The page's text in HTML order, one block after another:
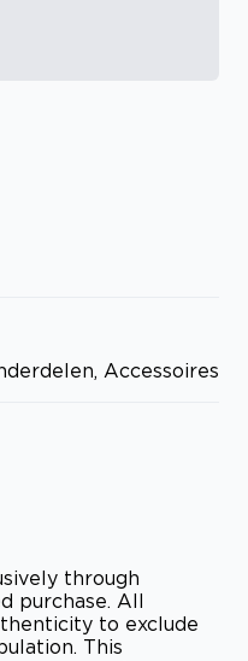
Accessoires
through
purchase. All
to exclude
This